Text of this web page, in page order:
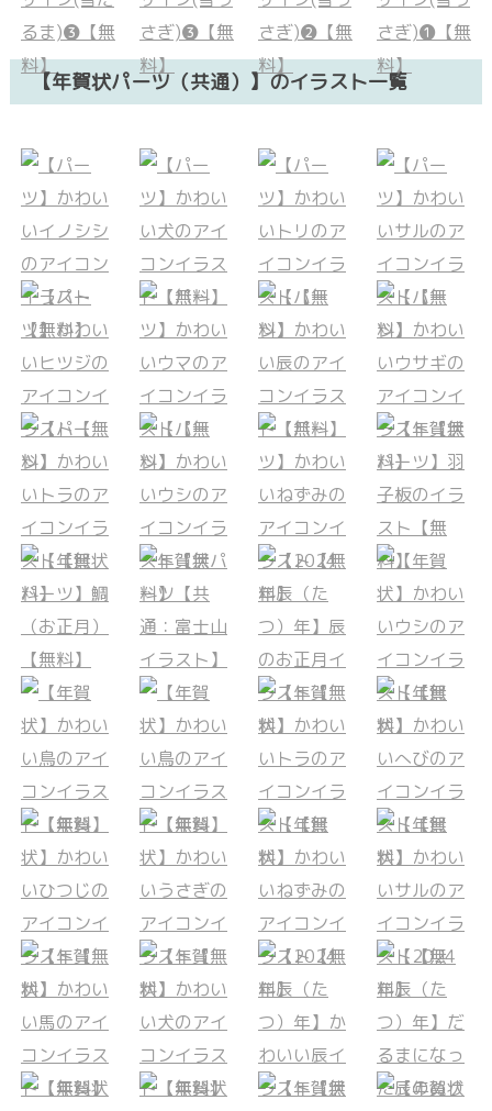
【年賀状パーツ（共通）】のイラスト一覧